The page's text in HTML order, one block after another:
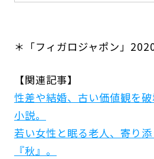
＊「フィガロジャポン」
【関連記事】
性差や結婚、古い価値観を
小説。
若い女性と眠る老人、寄り
『秋』。